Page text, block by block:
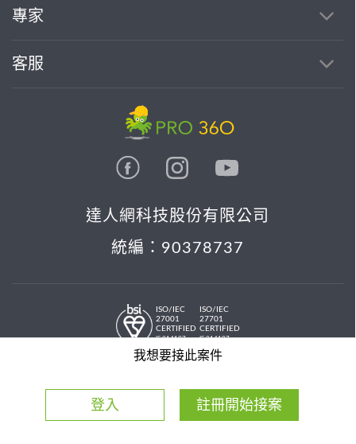
我想要接此案件
登入 註冊開始接案
專家
客服
達人網科技股份有限公司
統編：90378737
ISO/IEC
27001
CERTIFIED
IS 814197
ISO/IEC
27701
CERTIFIED
IS 814197
© 2026 PRO36O. All rights reserved.